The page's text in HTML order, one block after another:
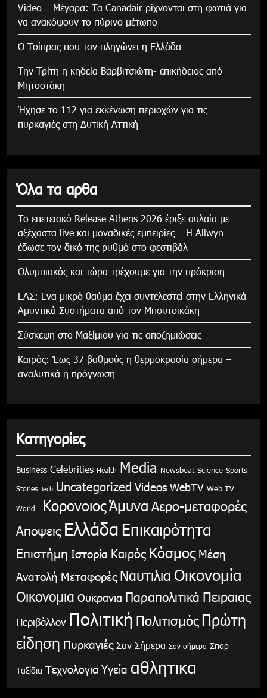
Video – Μέγαρα: Τα Canadair ρίχνονται στη φωτιά για
να ανακόψουν το πύρινο μέτωπο
Ο Τσίπρας που τον πληγώνει η Ελλάδα
Την Τρίτη η κηδεία Βαρβιτσιώτη- επικήδειος από
Μητσοτάκη
Ήχησε το 112 για εκκένωση περιοχών για τις
πυρκαγιές στη Δυτική Αττική
Όλα τα αρθα
Το επετειακό Release Athens 2026 έριξε αυλαία με
αξέχαστα live και μοναδικές εμπειρίες – Η Allwyn
έδωσε τον δικό της ρυθμό στο φεστιβάλ
Ολυμπιακός και τώρα τρέχουμε για την πρόκριση
ΕΑΣ: Ενα μικρό θαύμα έχει συντελεστεί στην Ελληνικά
Αμυντικά Συστήματα από τον Μπουτσικάκη
Σύσκεψη στο Μαξίμιου για τις αποζημιώσεις
Καιρός: Έως 37 βαθμούς η θερμοκρασία σήμερα –
αναλυτικά η πρόγνωση
Κατηγορίες
Business Celebrities Health Media Newsbeat Science Sports
Stories Tech Uncategorized Videos WebTV Web TV
World ΚορονοιοςΆμυνα Αερο-μεταφορές
Αποψεις Ελλάδα Επικαιρότητα
Επιστήμη Ιστορία Καιρός Κόσμος Μέση
Ανατολή Μεταφορές Ναυτιλια Οικονομία
Οικονομια Ουκρανια Παραπολιτικά Πειραιας
Περιβάλλον Πολιτική Πολιτισμός Πρώτη
είδηση Πυρκαγιές Σαν Σήμερα Σαν σήμερα Σπορ
Ταξίδια Τεχνολογια Υγεία αθλητικα